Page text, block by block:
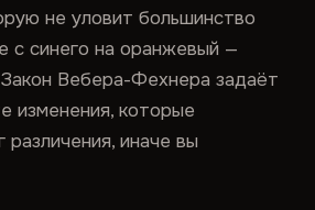
не уловит большинство
с синего на оранжевый —
Вебера-Фехнера задаёт
изменения, которые
иначе вы